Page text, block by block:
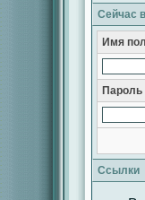
Сейчас
Имя
Пароль
Ссылки